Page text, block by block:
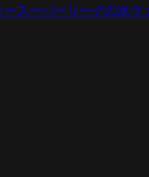
ースーパーリーグの水ヴ